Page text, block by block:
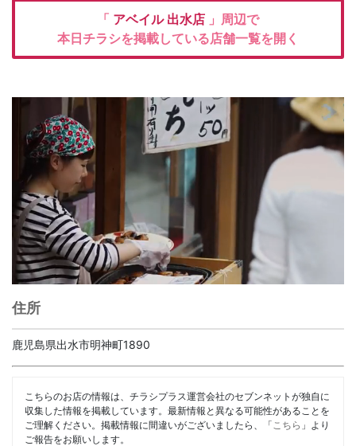
「 アベイル 出水店 」周辺で
本日チラシを掲載している店舗一覧を開く
住所
鹿児島県出水市明神町1890
こちらのお店の情報は、チラシプラス運営会社のセブンネットが独自に
収集した情報を掲載しています。最新情報と異なる可能性があることを
ご理解ください。掲載情報に間違いがございましたら、「 こちら 」より
ご報告をお願いします。